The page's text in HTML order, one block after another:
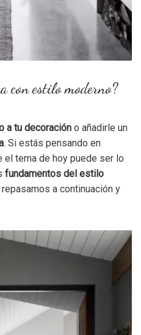
con estilo moderno?
a tu decoración o añadirle un
. Si estás pensando en
el tema de hoy puede ser lo
fundamentos del estilo
a continuación y